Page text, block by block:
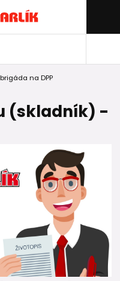
na DPP
(skladník) -